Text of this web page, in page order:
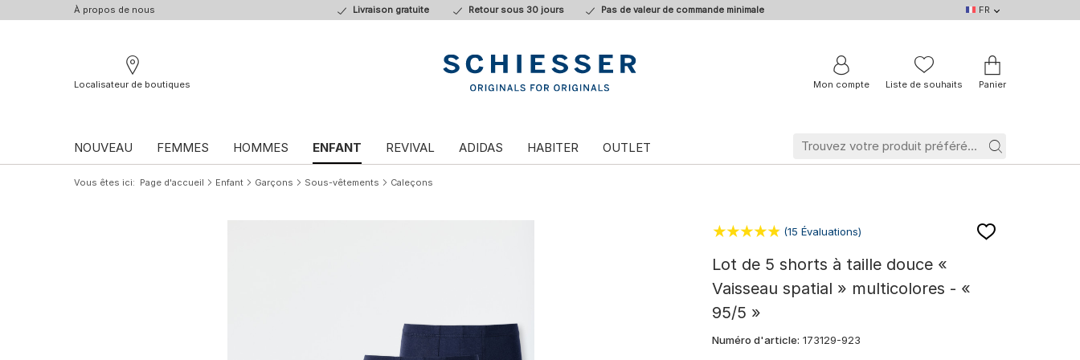
À propos de nous Livraison gratuite Retour sous 30 jours Pas de valeur de commande minimale
FR
DE
NL
BE
FR
Localisateur de boutiques Mon compte Liste de souhaits Panier
NOUVEAU FEMMES HOMMES ENFANT REVIVAL ADIDAS HABITER OUTLET
Vous êtes ici Page d'accueil Enfant Garçons Sous-vêtements Caleçons
(15 Évaluations)
Lot de 5 shorts à taille douce «
Vaisseau spatial » multicolores - «
95/5 »
Numéro d'article: 173129-923